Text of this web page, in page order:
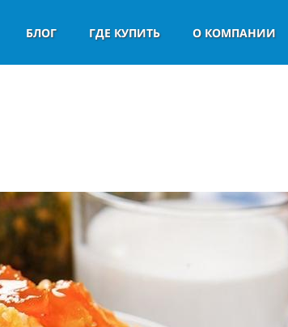
БЛОГ ГДЕ КУПИТЬ О КОМПАНИИ